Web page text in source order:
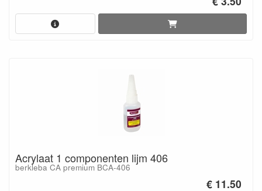
Acrylaat 1 componenten lijm 406
berkleba CA premium BCA-406
€ 11.50